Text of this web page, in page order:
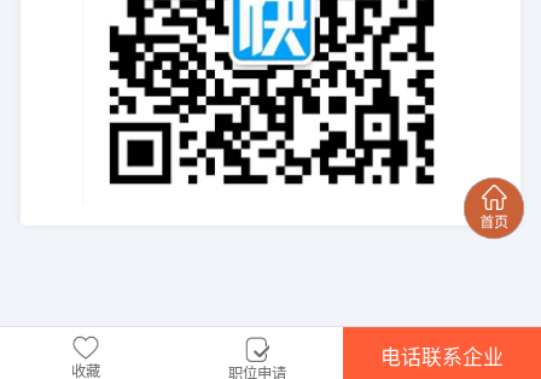
收藏 职位申请
电话联系企业